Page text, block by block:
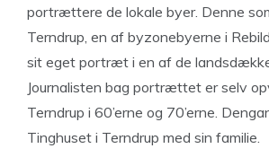
portrættere de lokale byer. Denne
Terndrup, en af byzonebyerne i
sit eget portræt i en af de
Journalisten bag portrættet er selv
Terndrup i 60’erne og 70’erne.
Tinghuset i Terndrup med sin familie.